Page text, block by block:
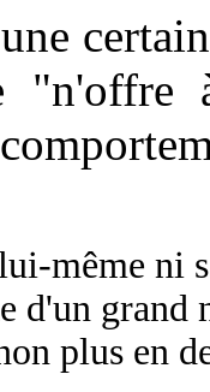
"n'offre
même ni
d'un
plus en